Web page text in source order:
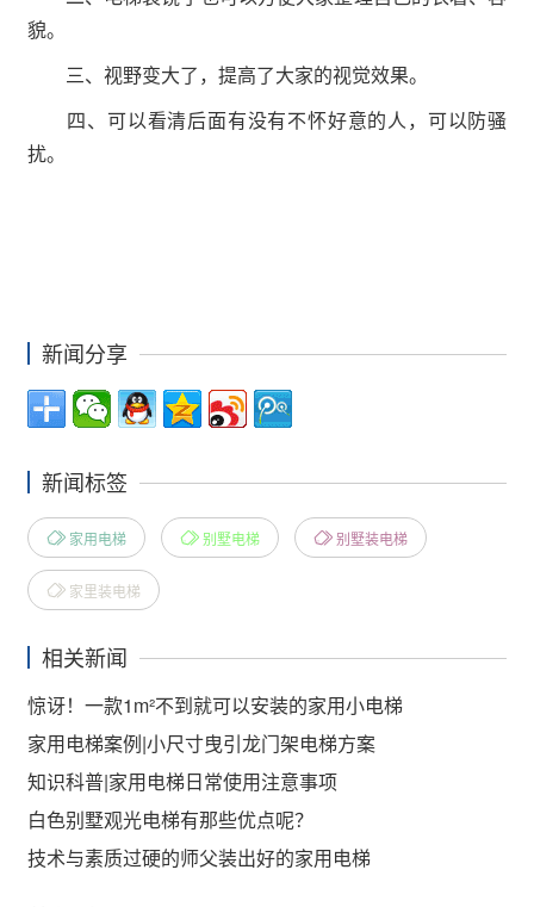
貌。
三、视野变大了，提高了大家的视觉效果。
四、可以看清后面有没有不怀好意的人，可以防骚
扰。
新闻分享
新闻标签
家用电梯 别墅电梯 别墅装电梯
家里装电梯
相关新闻
惊讶！一款1m²不到就可以安装的家用小电梯
家用电梯案例|小尺寸曳引龙门架电梯方案
知识科普|家用电梯日常使用注意事项
白色别墅观光电梯有那些优点呢？
技术与素质过硬的师父装出好的家用电梯